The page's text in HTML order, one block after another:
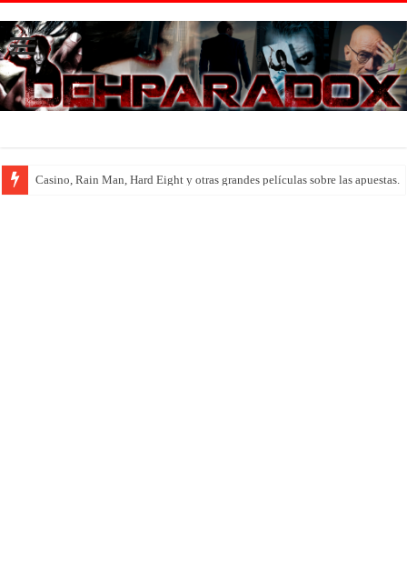
Introducción al maravilloso mundo de ‘Deadly Premonition’